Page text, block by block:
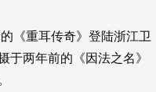
《重耳传奇》登陆浙江卫
于两年前的《因法之名》